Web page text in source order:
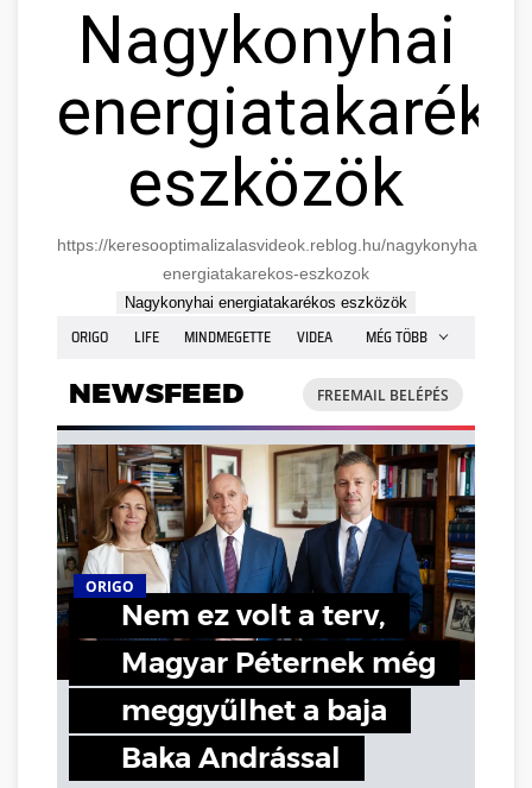
Nagykonyhai
eszközök
https://keresooptimalizalasvideok.reblog.hu/nagykonyhai-
energiatakarekos-eszkozok
Nagykonyhai energiatakarékos eszközök